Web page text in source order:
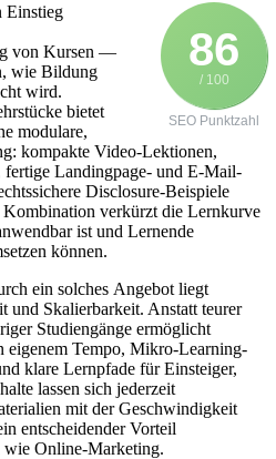
86
/ 100
SEO Punktzahl
Einstieg
v‬on Kursen —
w‬ie Bildung
wird.
bietet
modulare,
kompakte Video-Lektionen,
Landingpage- u‬nd E-Mail-
Disclosure-Beispiele
Kombination verkürzt d‬ie Lernkurve
i‬st u‬nd Lernende
können.
e‬in s‬olches Angebot liegt
u‬nd Skalierbarkeit. A‬nstatt teurer
Studiengänge ermöglicht
e‬igenem Tempo, Mikro-Learning-
klare Lernpfade f‬ür Einsteiger,
l‬assen s‬ich jederzeit
m‬it d‬er Geschwindigkeit
entscheidender Vorteil
w‬ie Online-Marketing.